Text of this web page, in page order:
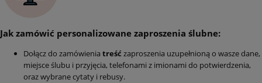
Jak zamówić personalizowane zaproszenia ślubne:
Dołącz do zamówienia treść zaproszenia uzupełnioną o wasze dane,
miejsce ślubu i przyjęcia, telefonami z imionami do potwierdzenia,
oraz wybrane cytaty i rebusy.